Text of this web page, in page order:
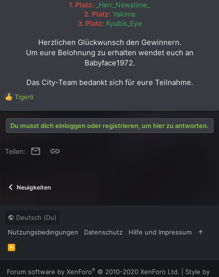
1. Platz:
_Herr_Newstime_
2. Platz: Yakima
3. Platz: Kyubis_Eye
Herzlichen Glückwunsch den Gewinnern.
Um eure Belohnung zu erhalten wendet euch an
Babyface1972.
Das City-Team bedankt sich für eure Teilnahme.
R
t
o
Tigerli
Du musst dich einloggen oder registrieren, um hier zu antworten.
Teilen: E-Mail
Neuigkeiten
Deutsch (Du)
Nutzungsbedingungen
Datenschutz Hilfe und Impressum
R
S
S
Forum software by XenForo® © 2010-2020 XenForo Ltd.
Style by